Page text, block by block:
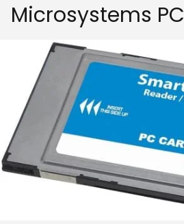
Microsystems PC